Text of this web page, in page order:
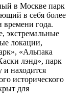
в Москве парк
в себя более
времени года.
экстремальные
локации,
«Альпака
лэнд», парк
находится
исторического
для